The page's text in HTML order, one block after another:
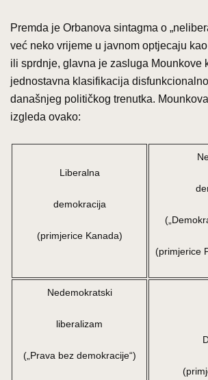
Premda je Orbanova sintagma o
već neko vrijeme u javnom optjecaju
ili sprdnje, glavna je zasluga Mounkove
jednostavna klasifikacija
današnjeg političkog trenutka.
izgleda ovako:
Liberalna
demokracija
(primjerice Kanada)
(primjerice
Nedemokratski
liberalizam
(„Prava bez demokracije“)